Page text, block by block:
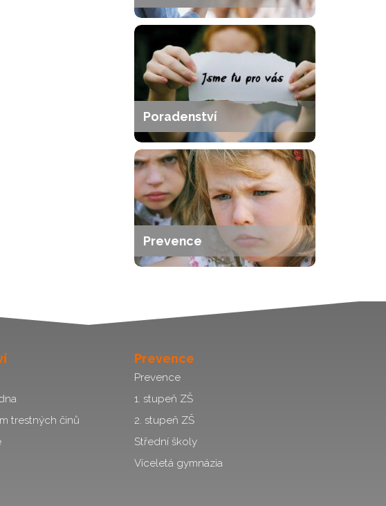
Poradenství
Prevence
trestných činů
Prevence
Prevence
1. stupeň ZŠ
2. stupeň ZŠ
Střední školy
Víceletá gymnázia